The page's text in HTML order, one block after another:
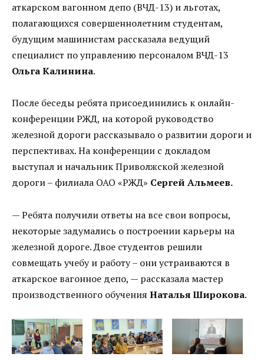
аткарском вагонном депо (ВЧД-13) и льготах,
полагающихся совершеннолетним студентам,
будущим машинистам рассказала ведущий
специалист по управлению персоналом ВЧД-13
Ольга Калинина.
После беседы ребята присоединились к онлайн-
конференции РЖД, на которой руководство
железной дороги рассказывало о развитии дороги и
перспективах. На конференции с докладом
выступал и начальник Приволжской железной
дороги – филиала ОАО «РЖД» Сергей Альмеев.
— Ребята получили ответы на все свои вопросы,
некоторые задумались о построении карьеры на
железной дороге. Двое студентов решили
совмещать учебу и работу – они устраиваются в
аткарское вагонное депо, — рассказала мастер
производственного обучения Наталья Широкова.